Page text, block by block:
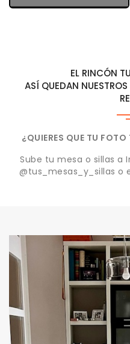
EL RINCÓN
ASÍ QUEDAN
¿QUIERES QUE TU
Sube tu mesa o sillas a
@tus_mesas_y_sillas o